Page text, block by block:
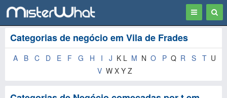
Toggle
navigation
Categorias de negócio em Vila de Frades
A B C D E F G H I J K L M N O P Q R S T U
V W X Y Z